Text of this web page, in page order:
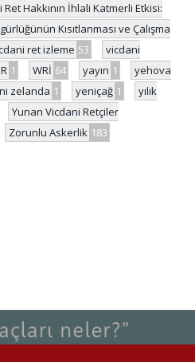
Ret Hakkının İhlali Katmerli Etkisi:
Kısıtlanması ve Çalışma
ret izleme 53
vicdani
1 WRİ 64 yayın 1
yehova
zelanda 1 yeniçağ 1
yılık
Yunan Vicdani Retçiler
Zorunlu Askerlik 183